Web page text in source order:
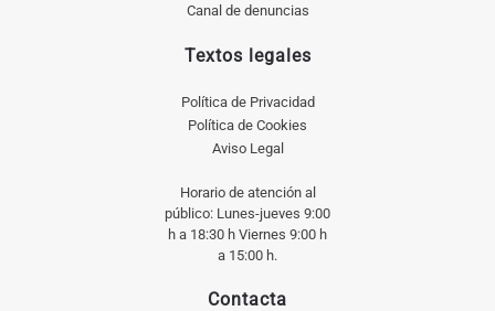
Canal de denuncias
Textos legales
Política de Privacidad
Política de Cookies
Aviso Legal
Horario de atención al
público: Lunes-jueves 9:00
h a 18:30 h Viernes 9:00 h
a 15:00 h.
Contacta